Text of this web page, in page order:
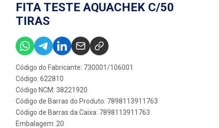
FITA TESTE AQUACHEK C/50
TIRAS
Código do Fabricante: 730001/106001
Código: 622810
Código NCM: 38221920
Código de Barras do Produto: 7898113911763
Código de Barras da Caixa: 7898113911763
Embalagem: 20